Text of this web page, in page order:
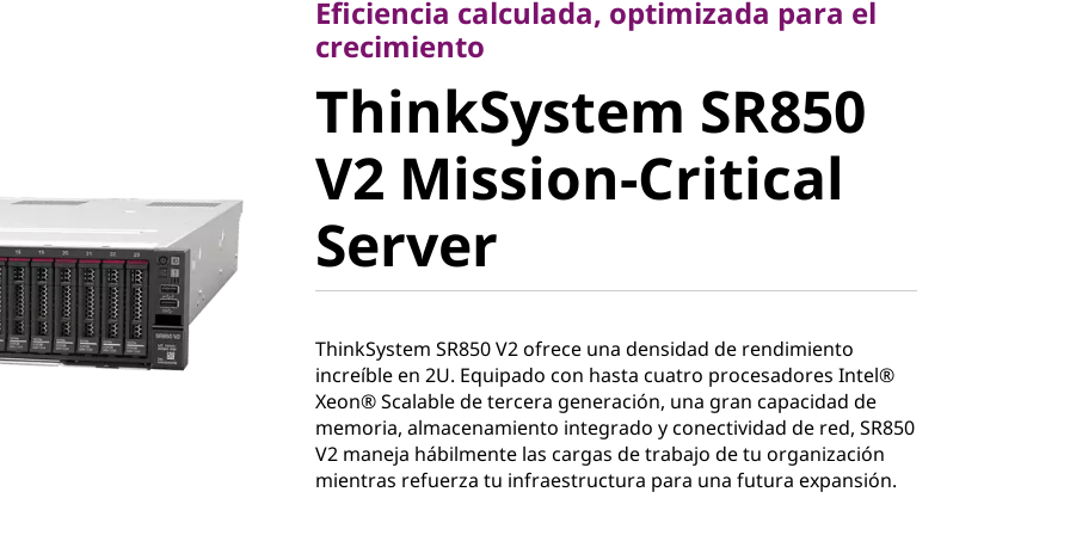
ThinkSystem SR850
V2 Mission-Critical
Server
Eficiencia calculada, optimizada para el
crecimiento
ThinkSystem SR850
V2 Mission-Critical
Server
ThinkSystem SR850 V2 ofrece una densidad de rendimiento
increíble en 2U. Equipado con hasta cuatro procesadores Intel®
Xeon® Scalable de tercera generación, una gran capacidad de
memoria, almacenamiento integrado y conectividad de red, SR850
V2 maneja hábilmente las cargas de trabajo de tu organización
mientras refuerza tu infraestructura para una futura expansión.